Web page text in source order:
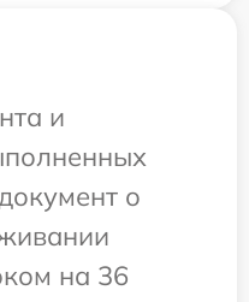
и
о
на 36